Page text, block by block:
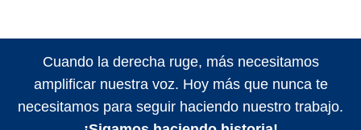
Cuando la derecha ruge, más necesitamos
amplificar nuestra voz. Hoy más que nunca te
necesitamos para seguir haciendo nuestro trabajo.